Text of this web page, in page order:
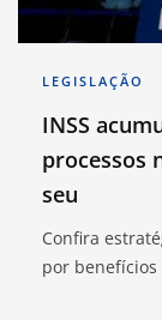
LEGISLAÇÃO
INSS
processos
seu
Confira
por benefícios